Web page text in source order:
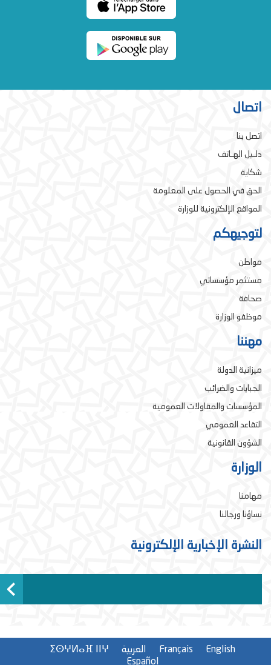
اتصال
اتصل بنا
دلـيل الهـاتف
شكاية
الحق في الحصول على المعلومة
المواقع الإلكترونية للوزارة
لتوجيهكم
مواطن
مستثمر مؤسساتي
صحافة
موظفو الوزارة
مهننا
ميزانية الدولة
الجبايات والضرائب
المؤسسات والمقاولات العمومية
التقاعد العمومي
الشؤون القانونية
الوزارة
مهامنا
نساؤنا ورجالنا
النشرة الإخبارية الإلكترونية
ⵉⵙⵖⵍⴰⴼ ⵏⵏⵖ العربية Français
English
Español